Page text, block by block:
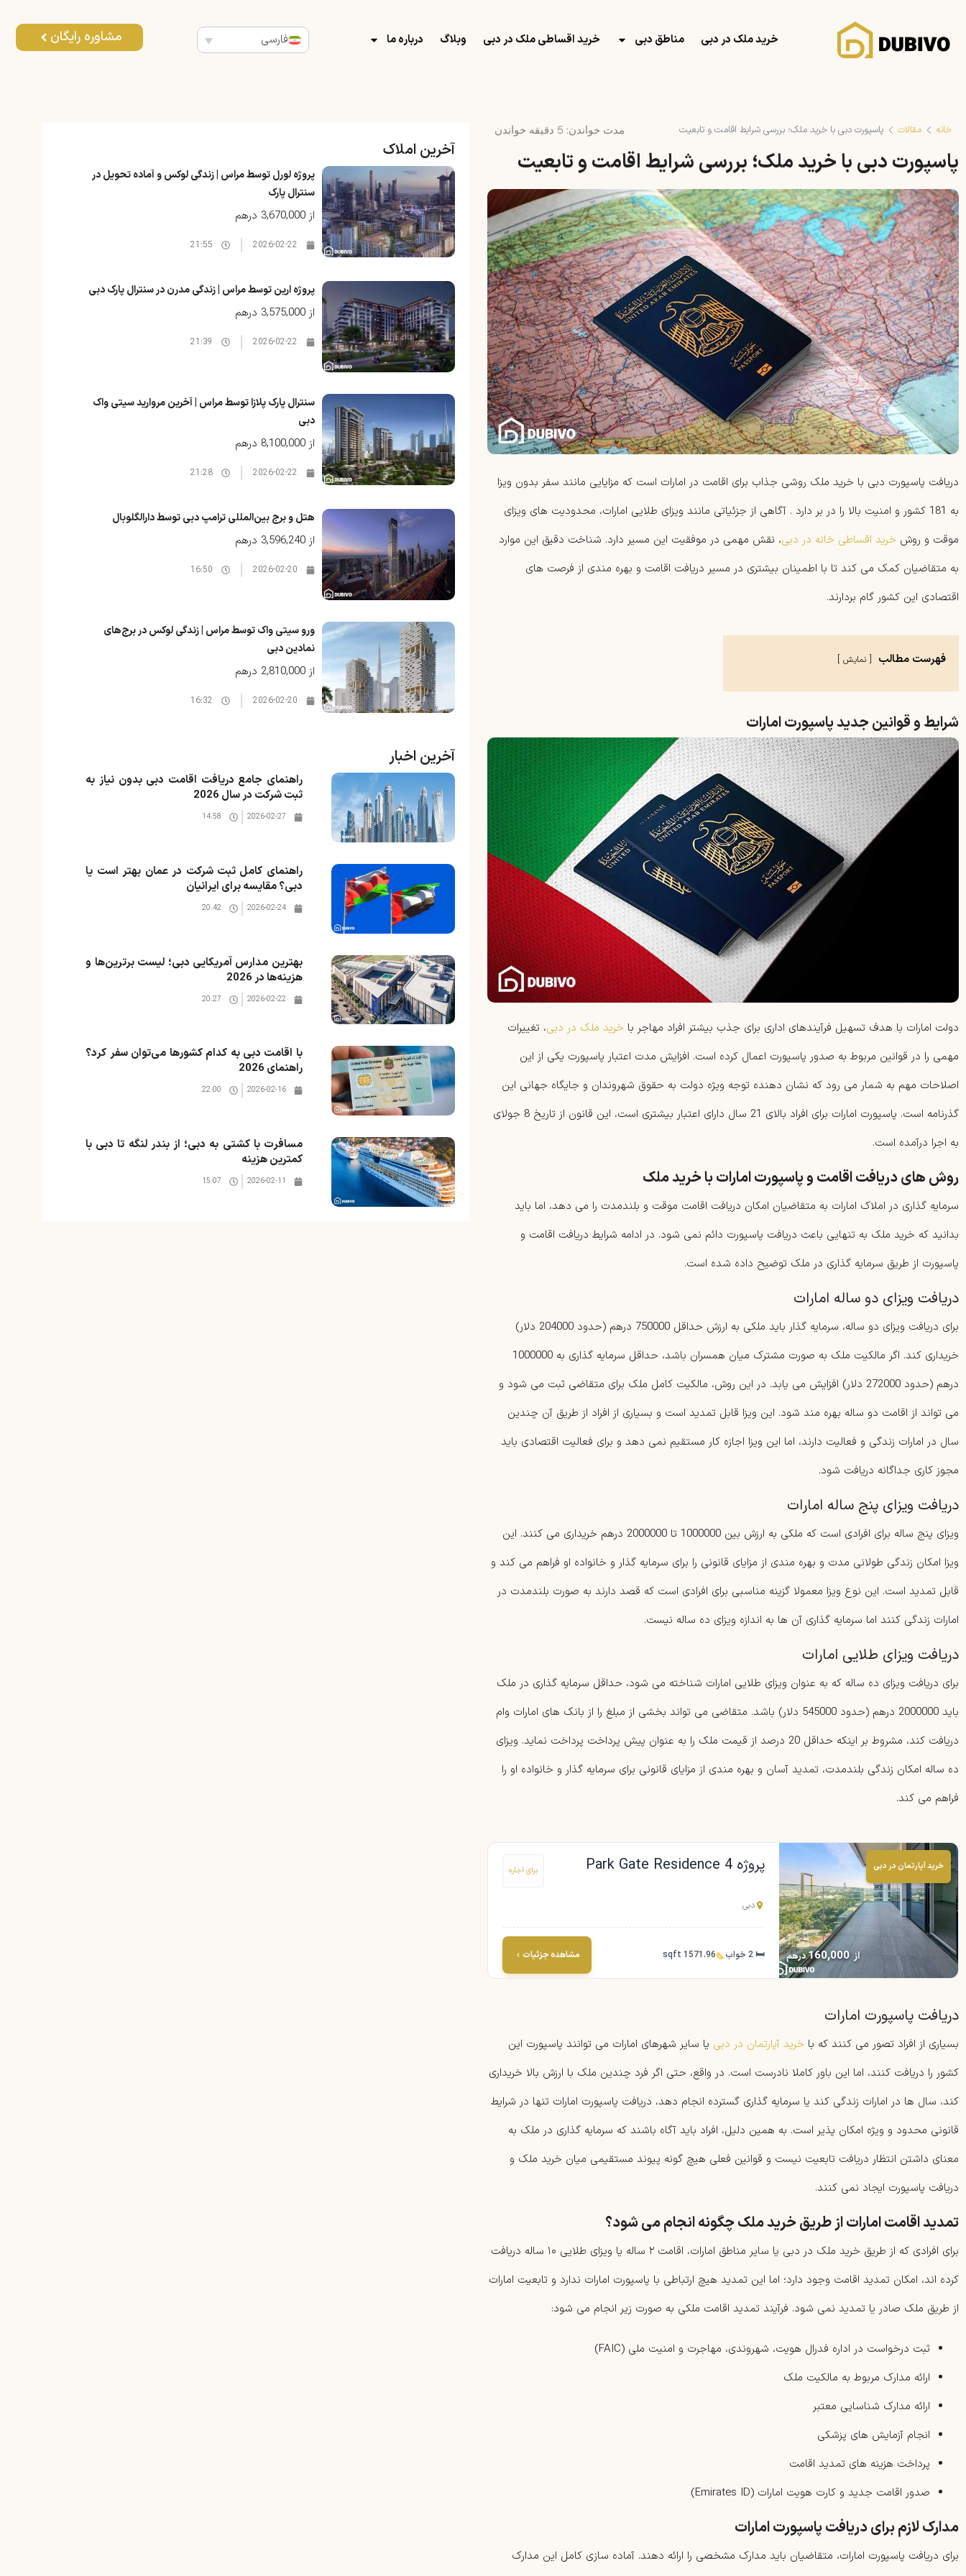
خرید ملک در دبی مناطق دبی خرید اقساطی ملک در دبی وبلاگ درباره ما فارسی مشاوره رایگان
مدت خواندن: 5 دقیقه خواندن خانه مقالات پاسپورت دبی با خرید ملک؛ بررسی شرایط اقامت و تابعیت
پاسپورت دبی با خرید ملک؛ بررسی شرایط اقامت و تابعیت
دریافت پاسپورت دبی با خرید ملک روشی جذاب برای اقامت در امارات است که مزایایی مانند سفر بدون ویزا
به 181 کشور و امنیت بالا را در بر دارد . آگاهی از جزئیاتی مانند ویزای طلایی امارات، محدودیت های ویزای
موقت و روش خرید اقساطی خانه در دبی، نقش مهمی در موفقیت این مسیر دارد. شناخت دقیق این موارد
به متقاضیان کمک می کند تا با اطمینان بیشتری در مسیر دریافت اقامت و بهره مندی از فرصت های
اقتصادی این کشور گام بردارند.
فهرست مطالب نمایش
شرایط و قوانین جدید پاسپورت امارات
دولت امارات با هدف تسهیل فرآیندهای اداری برای جذب بیشتر افراد مهاجر با خرید ملک در دبی، تغییرات
مهمی را در قوانین مربوط به صدور پاسپورت اعمال کرده است. افزایش مدت اعتبار پاسپورت یکی از این
اصلاحات مهم به شمار می رود که نشان دهنده توجه ویژه دولت به حقوق شهروندان و جایگاه جهانی این
گذرنامه است. پاسپورت امارات برای افراد بالای 21 سال دارای اعتبار بیشتری است، این قانون از تاریخ 8 جولای
به اجرا درآمده است.
روش های دریافت اقامت و پاسپورت امارات با خرید ملک
سرمایه گذاری در املاک امارات به متقاضیان امکان دریافت اقامت موقت و بلندمدت را می دهد، اما باید
بدانید که خرید ملک به تنهایی باعث دریافت پاسپورت دائم نمی شود. در ادامه شرایط دریافت اقامت و
پاسپورت از طریق سرمایه گذاری در ملک توضیح داده شده است.
دریافت ویزای دو ساله امارات
برای دریافت ویزای دو ساله، سرمایه گذار باید ملکی به ارزش حداقل 750000 درهم (حدود 204000 دلار)
خریداری کند. اگر مالکیت ملک به صورت مشترک میان همسران باشد، حداقل سرمایه گذاری به 1000000
درهم (حدود 272000 دلار) افزایش می یابد. در این روش، مالکیت کامل ملک برای متقاضی ثبت می شود و
می تواند از اقامت دو ساله بهره مند شود. این ویزا قابل تمدید است و بسیاری از افراد از طریق آن چندین
سال در امارات زندگی و فعالیت دارند، اما این ویزا اجازه کار مستقیم نمی دهد و برای فعالیت اقتصادی باید
مجوز کاری جداگانه دریافت شود.
دریافت ویزای پنج ساله امارات
ویزای پنج ساله برای افرادی است که ملکی به ارزش بین 1000000 تا 2000000 درهم خریداری می کنند. این
ویزا امکان زندگی طولانی مدت و بهره مندی از مزایای قانونی را برای سرمایه گذار و خانواده او فراهم می کند و
قابل تمدید است. این نوع ویزا معمولا گزینه مناسبی برای افرادی است که قصد دارند به صورت بلندمدت در
امارات زندگی کنند اما سرمایه گذاری آن ها به اندازه ویزای ده ساله نیست.
دریافت ویزای طلایی امارات
برای دریافت ویزای ده ساله که به عنوان ویزای طلایی امارات شناخته می شود، حداقل سرمایه گذاری در ملک
باید 2000000 درهم (حدود 545000 دلار) باشد. متقاضی می تواند بخشی از مبلغ را از بانک های امارات وام
دریافت کند، مشروط بر اینکه حداقل 20 درصد از قیمت ملک را به عنوان پیش پرداخت پرداخت نماید. ویزای
ده ساله امکان زندگی بلندمدت، تمدید آسان و بهره مندی از مزایای قانونی برای سرمایه گذار و خانواده او را
فراهم می کند.
خرید آپارتمان در دبی
از160,000 درهم
پروژه Park Gate Residence 4 برای اجاره
دبی
🛏 2 خواب 1571.96 sqft مشاهده جزئیات
دریافت پاسپورت امارات
بسیاری از افراد تصور می کنند که با خرید آپارتمان در دبی یا سایر شهرهای امارات می توانند پاسپورت این
کشور را دریافت کنند، اما این باور کاملا نادرست است. در واقع، حتی اگر فرد چندین ملک با ارزش بالا خریداری
کند، سال ها در امارات زندگی کند یا سرمایه گذاری گسترده انجام دهد، دریافت پاسپورت امارات تنها در شرایط
قانونی محدود و ویژه امکان پذیر است. به همین دلیل، افراد باید آگاه باشند که سرمایه گذاری در ملک به
معنای داشتن انتظار دریافت تابعیت نیست و قوانین فعلی هیچ گونه پیوند مستقیمی میان خرید ملک و
دریافت پاسپورت ایجاد نمی کنند.
تمدید اقامت امارات از طریق خرید ملک چگونه انجام می شود؟
برای افرادی که از طریق خرید ملک در دبی یا سایر مناطق امارات، اقامت ۲ ساله یا ویزای طلایی ۱۰ ساله دریافت
کرده اند، امکان تمدید اقامت وجود دارد؛ اما این تمدید هیچ ارتباطی با پاسپورت امارات ندارد و تابعیت امارات
از طریق ملک صادر یا تمدید نمی شود. فرآیند تمدید اقامت ملکی به صورت زیر انجام می شود:
ثبت درخواست در اداره فدرال هویت، شهروندی، مهاجرت و امنیت ملی (FAIC)
ارائه مدارک مربوط به مالکیت ملک
ارائه مدارک شناسایی معتبر
انجام آزمایش های پزشکی
پرداخت هزینه های تمدید اقامت
صدور اقامت جدید و کارت هویت امارات (Emirates ID)
مدارک لازم برای دریافت پاسپورت امارات
برای دریافت پاسپورت امارات، متقاضیان باید مدارک مشخصی را ارائه دهند. آماده سازی کامل این مدارک
آخرین املاک
پروژه لورل توسط مراس | زندگی لوکس و آماده تحویل در
سنترال پارک
از 3,670,000 درهم
2026-02-22
21:55
پروژه ارین توسط مراس | زندگی مدرن در سنترال پارک دبی
از 3,575,000 درهم
2026-02-22
21:39
سنترال پارک پلازا توسط مراس | آخرین مروارید سیتی واک
دبی
از 8,100,000 درهم
2026-02-22
21:28
هتل و برج بین‌المللی ترامپ دبی توسط دارالگلوبال
از 3,596,240 درهم
2026-02-20
16:50
ورو سیتی واک توسط مراس | زندگی لوکس در برج‌های
نمادین دبی
از 2,810,000 درهم
2026-02-20
16:32
آخرین اخبار
راهنمای جامع دریافت اقامت دبی بدون نیاز به
ثبت شرکت در سال 2026
2026-02-27
14:58
راهنمای کامل ثبت شرکت در عمان بهتر است یا
دبی؟ مقایسه برای ایرانیان
2026-02-24
20:42
بهترین مدارس آمریکایی دبی؛ لیست برترین‌ها و
هزینه‌ها در 2026
2026-02-22
20:27
با اقامت دبی به کدام کشورها می‌توان سفر کرد؟
راهنمای 2026
2026-02-16
22:00
مسافرت با کشتی به دبی؛ از بندر لنگه تا دبی با
کمترین هزینه
2026-02-11
15:07